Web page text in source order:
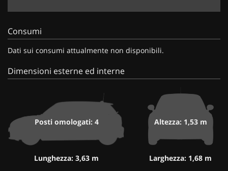
Consumi
Dati sui consumi attualmente non disponibili.
Dimensioni esterne ed interne
Posti omologati: 4
Lunghezza: 3,63 m
Altezza: 1,53 m
Larghezza: 1,68 m